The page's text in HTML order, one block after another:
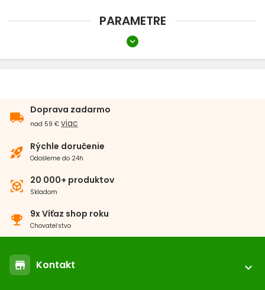
PARAMETRE
2,6 - 3,5 cm
Typ
Farba
Čierna
expand_more
local_shipping
Doprava zadarmo
nad 59 € viac
rocket_launch Rýchle doručenie
Odošleme do 24h
view_in_ar 20 000+ produktov
Skladom
emoji_events 9x Víťaz shop roku
Chovateľstvo
store Kontakt
expand_more